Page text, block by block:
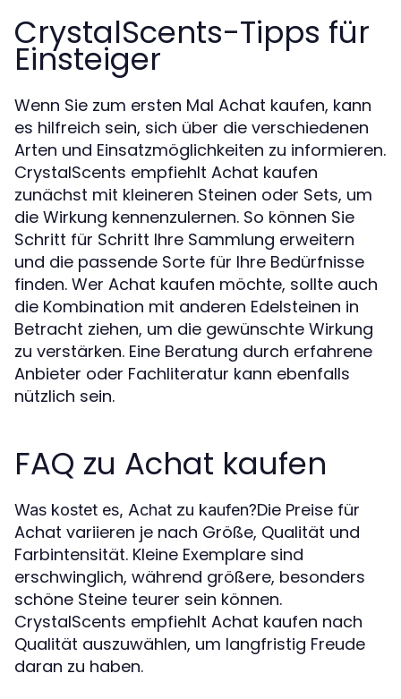
CrystalScents-Tipps für
Einsteiger
Wenn Sie zum ersten Mal Achat kaufen, kann
es hilfreich sein, sich über die verschiedenen
Arten und Einsatzmöglichkeiten zu informieren.
CrystalScents empfiehlt Achat kaufen
zunächst mit kleineren Steinen oder Sets, um
die Wirkung kennenzulernen. So können Sie
Schritt für Schritt Ihre Sammlung erweitern
und die passende Sorte für Ihre Bedürfnisse
finden. Wer Achat kaufen möchte, sollte auch
die Kombination mit anderen Edelsteinen in
Betracht ziehen, um die gewünschte Wirkung
zu verstärken. Eine Beratung durch erfahrene
Anbieter oder Fachliteratur kann ebenfalls
nützlich sein.
FAQ zu Achat kaufen
Was kostet es, Achat zu kaufen?Die Preise für
Achat variieren je nach Größe, Qualität und
Farbintensität. Kleine Exemplare sind
erschwinglich, während größere, besonders
schöne Steine teurer sein können.
CrystalScents empfiehlt Achat kaufen nach
Qualität auszuwählen, um langfristig Freude
daran zu haben.